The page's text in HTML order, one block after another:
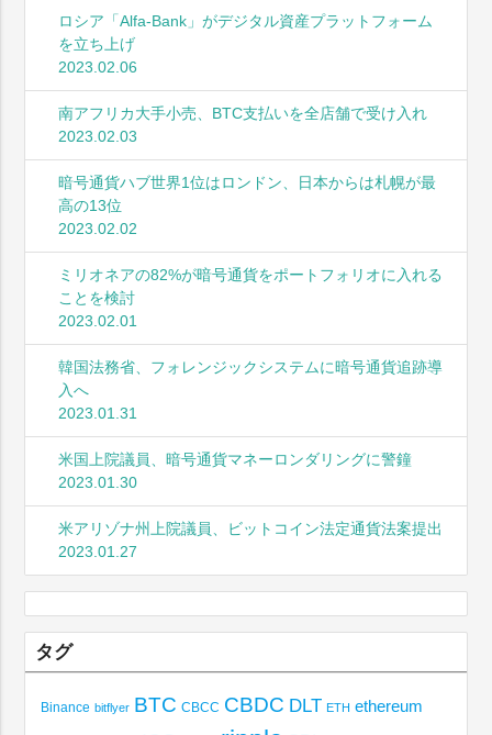
ロシア「Alfa-Bank」がデジタル資産プラットフォーム
を立ち上げ
2023.02.06
南アフリカ大手小売、BTC支払いを全店舗で受け入れ
2023.02.03
暗号通貨ハブ世界1位はロンドン、日本からは札幌が最
高の13位
2023.02.02
ミリオネアの82%が暗号通貨をポートフォリオに入れる
ことを検討
2023.02.01
韓国法務省、フォレンジックシステムに暗号通貨追跡導
入へ
2023.01.31
米国上院議員、暗号通貨マネーロンダリングに警鐘
2023.01.30
米アリゾナ州上院議員、ビットコイン法定通貨法案提出
2023.01.27
タグ
Binance bitflyer BTC CBCC CBDC DLT ETH ethereum